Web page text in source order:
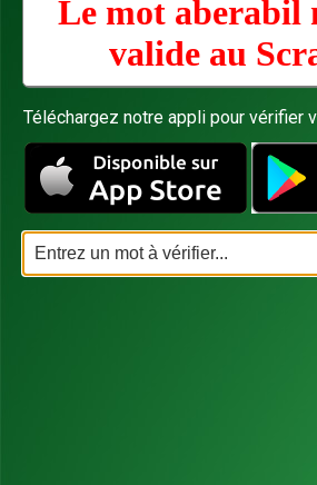
Le mot aberabil
valide au
Téléchargez notre appli pour vérifier